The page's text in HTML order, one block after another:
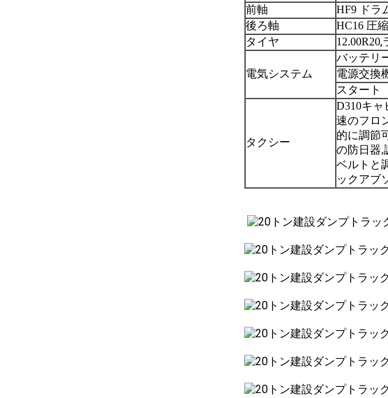
前軸
HF9 ドラ
後ろ軸
HC16 圧
タイヤ
12.00R20,
電気システム
バッテリ
電源交換
スタート
タクシー
D310キャ
速のフロ
的に調節
の防日器,
ベルトと
ックアブ